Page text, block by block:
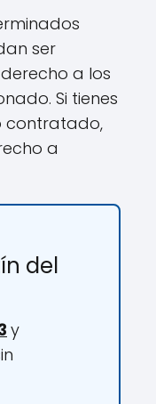
ser
a los
Si tienes
contratado,
a
del
y